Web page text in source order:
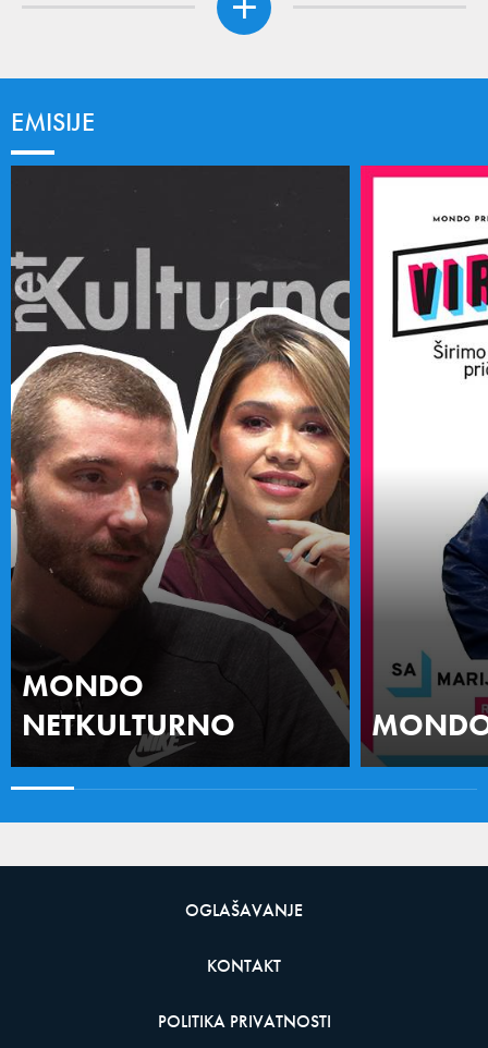
EMISIJE
MONDO
NETKULTURNO
OGLAŠAVANJE
KONTAKT
POLITIKA PRIVATNOSTI